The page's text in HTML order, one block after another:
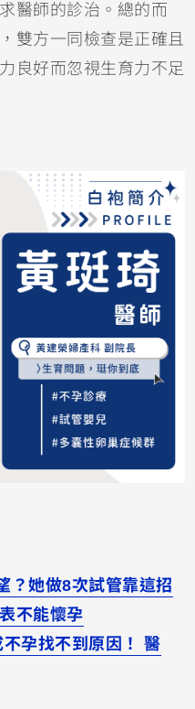
醫師的診治。總的而
雙方一同檢查是正確且
良好而忽視生育力不足
？她做8次試管靠這招
不能懷孕
孕找不到原因！ 醫